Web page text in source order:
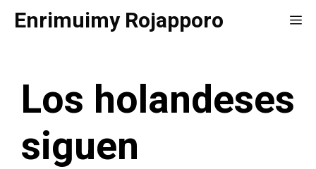
SaltarEnrimuimy Rojapporo
Los holandeses
siguen